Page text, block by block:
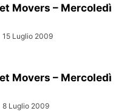
Movers – Mercoledì
15 Luglio 2009
Movers – Mercoledì
8 Luglio 2009